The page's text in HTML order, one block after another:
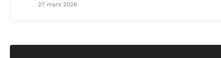
27 mars 2026